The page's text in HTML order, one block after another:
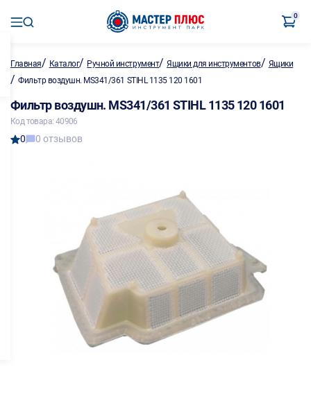
0
Главная/ Каталог/ Ручной инструмент/Ящики для инструментов/ Ящики
/ Фильтр воздушн. MS341/361 STIHL 1135 120 1601
Фильтр воздушн. MS341/361 STIHL 1135 120 1601
Код товара: 40906
0 0 отзывов